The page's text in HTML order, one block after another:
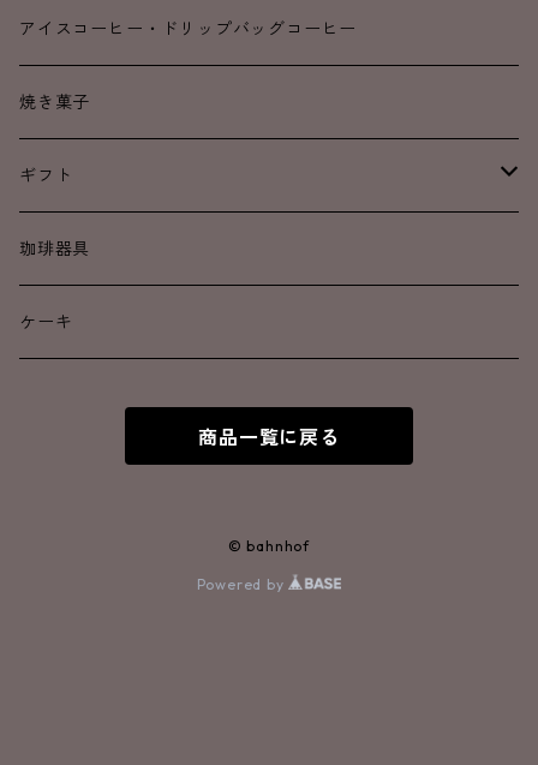
浅煎り
中煎り
中深煎り
深煎り
浅煎り
中煎り
中深煎り
深煎り
カフェインレス
アイスコーヒー・ドリップバッグコーヒー
焼き菓子
ギフト
ドリップコーヒー
焼き菓子
珈琲器具
ケーキ
商品一覧に戻る
© bahnhof
Powered by